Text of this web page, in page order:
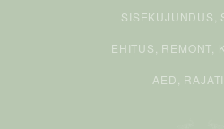
SISEKUJUNDUS,
EHITUS, REMONT,
AED,